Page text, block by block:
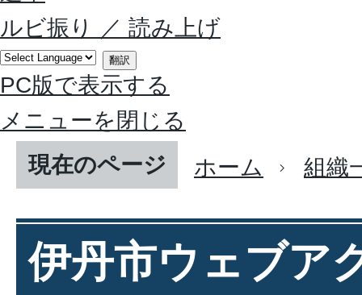
ルビ振り
／ 読み上げ
翻訳
PC版で表示する
メニューを閉じる
現在のページ
ホーム 組織
伊丹市ウェブア